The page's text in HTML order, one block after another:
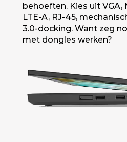
behoeften. Kies uit VGA,
LTE-A, RJ-45,
3.0-docking. Want zeg
met dongles werken?